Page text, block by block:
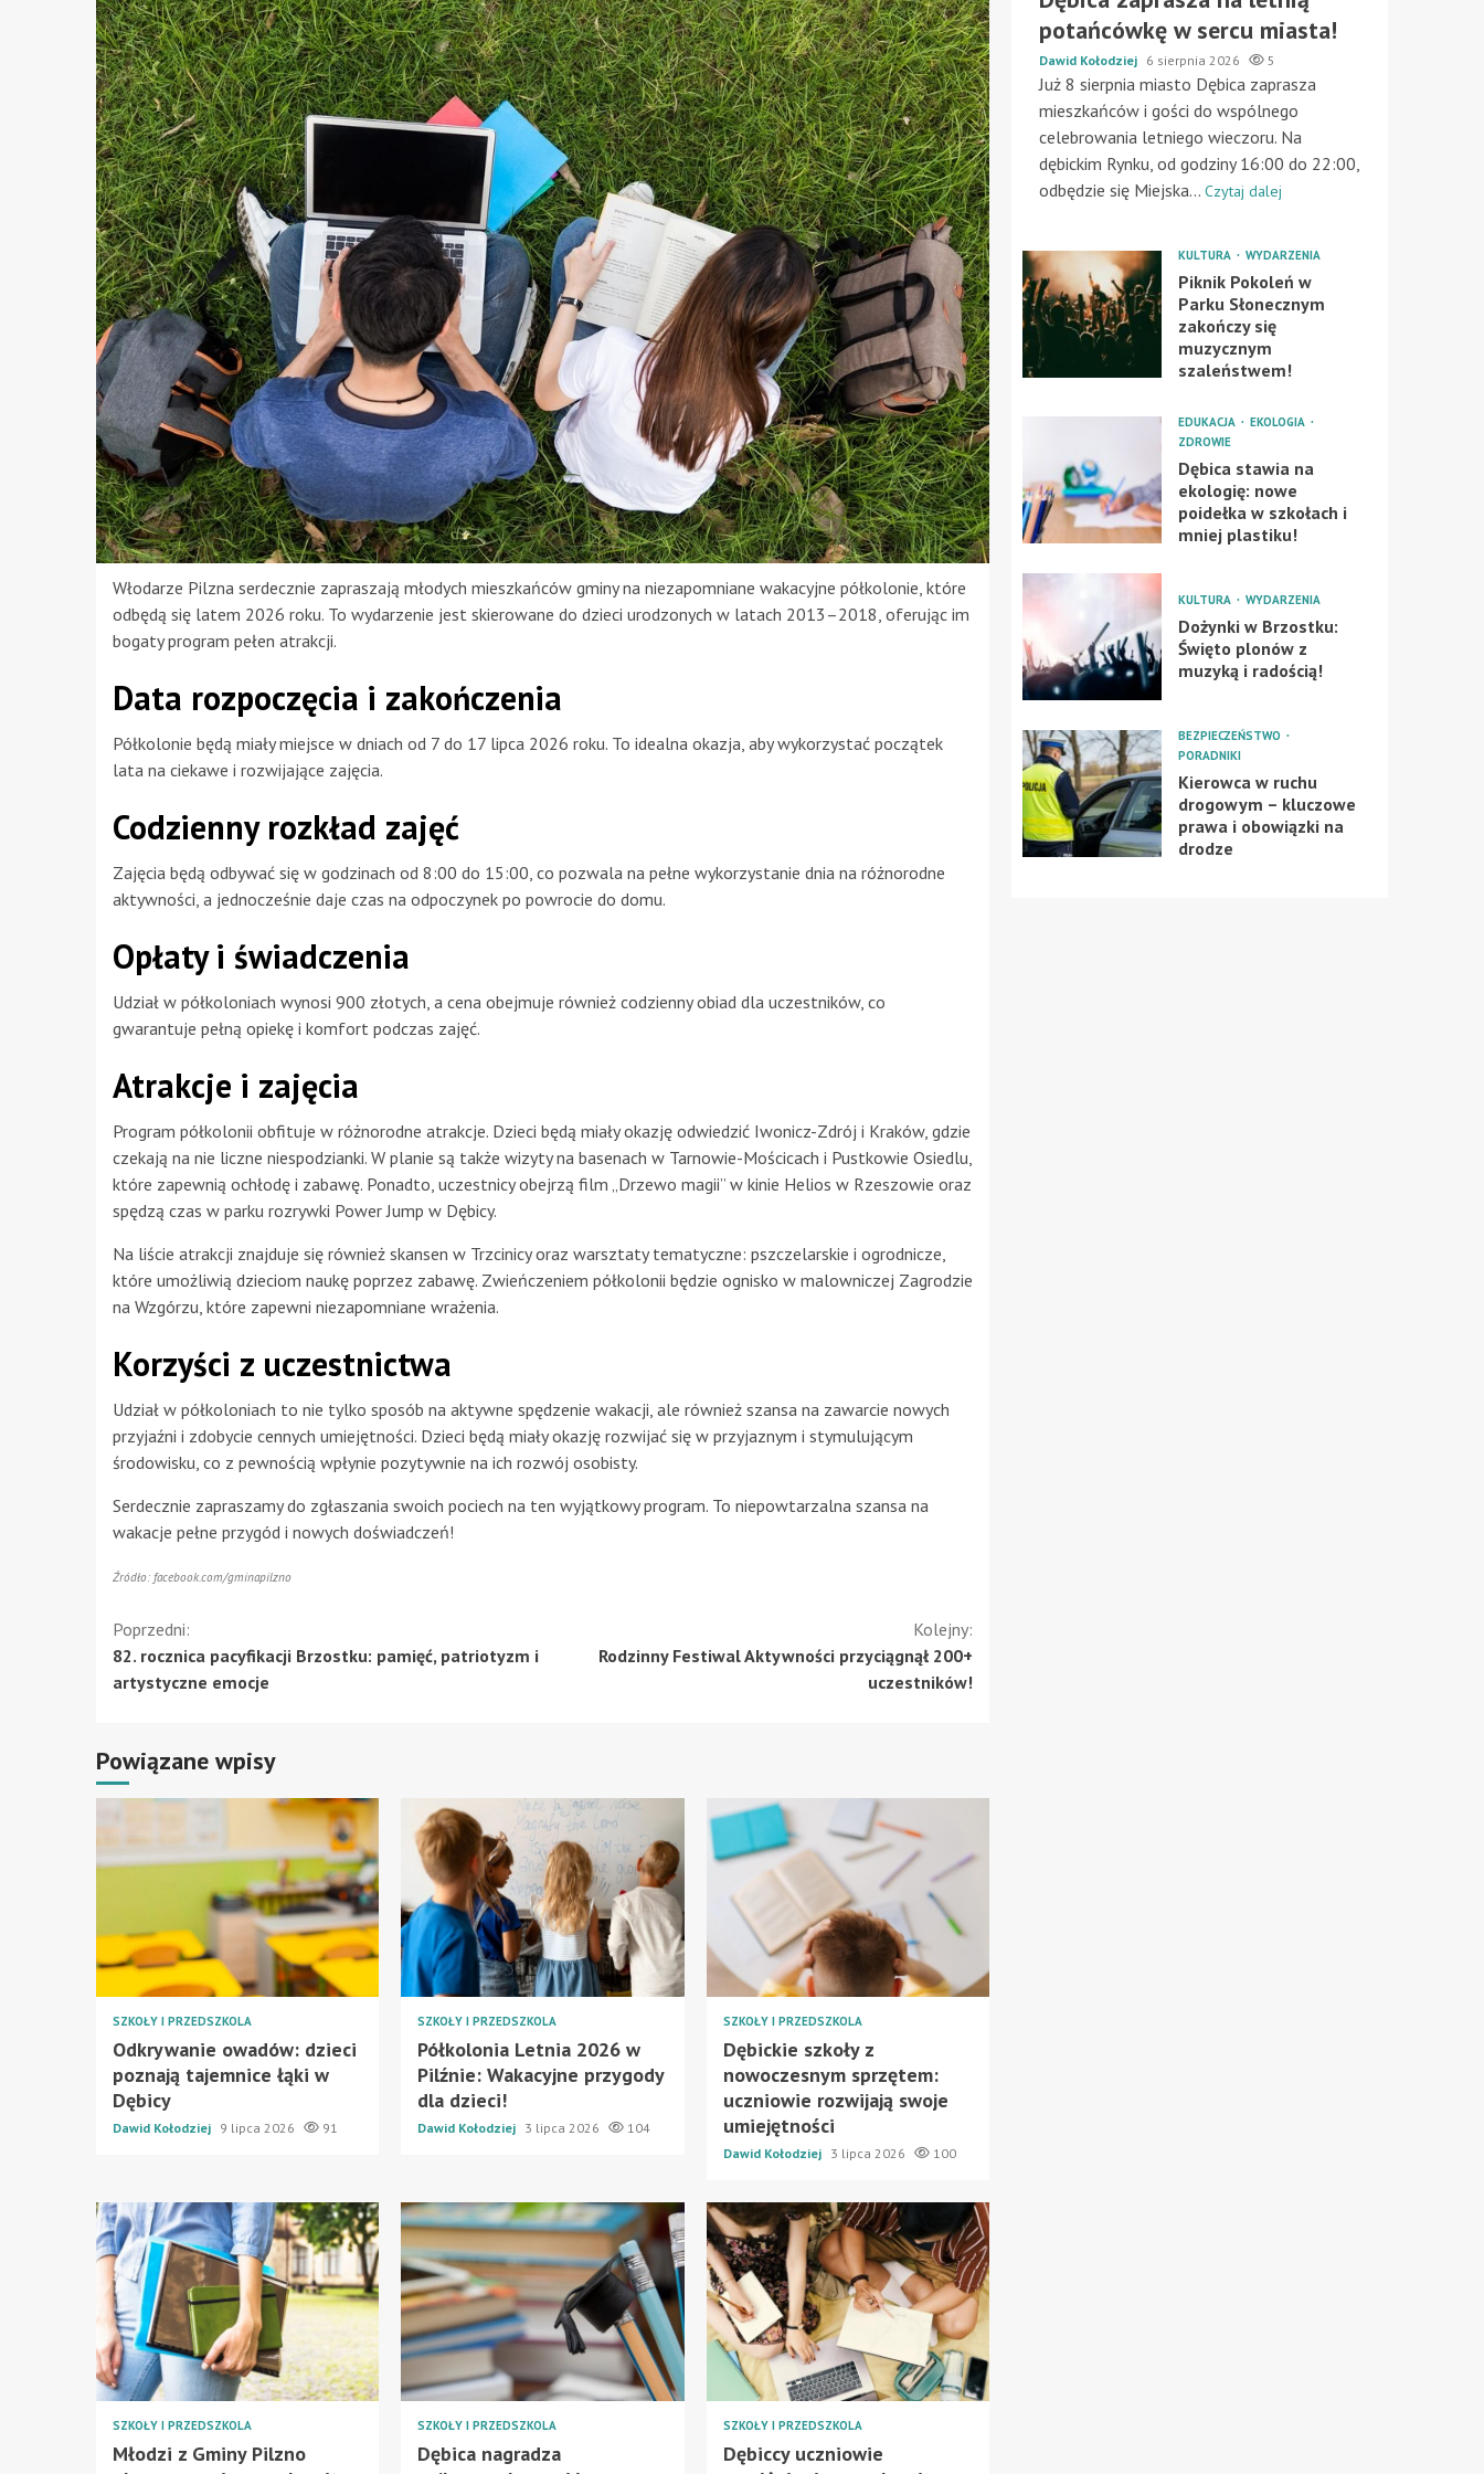
Włodarze Pilzna serdecznie zapraszają młodych mieszkańców gminy na niezapomniane wakacyjne półkolonie, które
odbędą się latem 2026 roku. To wydarzenie jest skierowane do dzieci urodzonych w latach 2013–2018, oferując im
bogaty program pełen atrakcji.
Data rozpoczęcia i zakończenia
Półkolonie będą miały miejsce w dniach od 7 do 17 lipca 2026 roku. To idealna okazja, aby wykorzystać początek
lata na ciekawe i rozwijające zajęcia.
Codzienny rozkład zajęć
Zajęcia będą odbywać się w godzinach od 8:00 do 15:00, co pozwala na pełne wykorzystanie dnia na różnorodne
aktywności, a jednocześnie daje czas na odpoczynek po powrocie do domu.
Opłaty i świadczenia
Udział w półkoloniach wynosi 900 złotych, a cena obejmuje również codzienny obiad dla uczestników, co
gwarantuje pełną opiekę i komfort podczas zajęć.
Atrakcje i zajęcia
Program półkolonii obfituje w różnorodne atrakcje. Dzieci będą miały okazję odwiedzić Iwonicz-Zdrój i Kraków, gdzie
czekają na nie liczne niespodzianki. W planie są także wizyty na basenach w Tarnowie-Mościcach i Pustkowie Osiedlu,
które zapewnią ochłodę i zabawę. Ponadto, uczestnicy obejrzą film „Drzewo magii” w kinie Helios w Rzeszowie oraz
spędzą czas w parku rozrywki Power Jump w Dębicy.
Na liście atrakcji znajduje się również skansen w Trzcinicy oraz warsztaty tematyczne: pszczelarskie i ogrodnicze,
które umożliwią dzieciom naukę poprzez zabawę. Zwieńczeniem półkolonii będzie ognisko w malowniczej Zagrodzie
na Wzgórzu, które zapewni niezapomniane wrażenia.
Korzyści z uczestnictwa
Udział w półkoloniach to nie tylko sposób na aktywne spędzenie wakacji, ale również szansa na zawarcie nowych
przyjaźni i zdobycie cennych umiejętności. Dzieci będą miały okazję rozwijać się w przyjaznym i stymulującym
środowisku, co z pewnością wpłynie pozytywnie na ich rozwój osobisty.
Serdecznie zapraszamy do zgłaszania swoich pociech na ten wyjątkowy program. To niepowtarzalna szansa na
wakacje pełne przygód i nowych doświadczeń!
Źródło: facebook.com/gminapilzno
Kontynuuj
czytanie
Poprzedni:
82. rocznica pacyfikacji Brzostku: pamięć, patriotyzm i
artystyczne emocje
Kolejny:
Rodzinny Festiwal Aktywności przyciągnął 200+
uczestników!
Powiązane wpisy
SZKOŁY I PRZEDSZKOLA
Odkrywanie owadów: dzieci
poznają tajemnice łąki w
Dębicy
Dawid Kołodziej 9 lipca 2026 91
SZKOŁY I PRZEDSZKOLA
Półkolonia Letnia 2026 w
Pilźnie: Wakacyjne przygody
dla dzieci!
Dawid Kołodziej 3 lipca 2026 104
SZKOŁY I PRZEDSZKOLA
Dębickie szkoły z
nowoczesnym sprzętem:
uczniowie rozwijają swoje
umiejętności
Dawid Kołodziej 3 lipca 2026 100
SZKOŁY I PRZEDSZKOLA
Młodzi z Gminy Pilzno
SZKOŁY I PRZEDSZKOLA
Dębica nagradza
SZKOŁY I PRZEDSZKOLA
Dębiccy uczniowie
potańcówkę w sercu miasta!
Dawid Kołodziej 6 sierpnia 2026 5
Już 8 sierpnia miasto Dębica zaprasza
mieszkańców i gości do wspólnego
celebrowania letniego wieczoru. Na
dębickim Rynku, od godziny 16:00 do 22:00,
odbędzie się Miejska... Czytaj dalej
KULTURA WYDARZENIA
Piknik Pokoleń w
Parku Słonecznym
zakończy się
muzycznym
szaleństwem!
EDUKACJA
EKOLOGIA
ZDROWIE
Dębica stawia na
ekologię: nowe
poidełka w szkołach i
mniej plastiku!
KULTURA WYDARZENIA
Dożynki w Brzostku:
Święto plonów z
muzyką i radością!
BEZPIECZEŃSTWO
PORADNIKI
Kierowca w ruchu
drogowym – kluczowe
prawa i obowiązki na
drodze